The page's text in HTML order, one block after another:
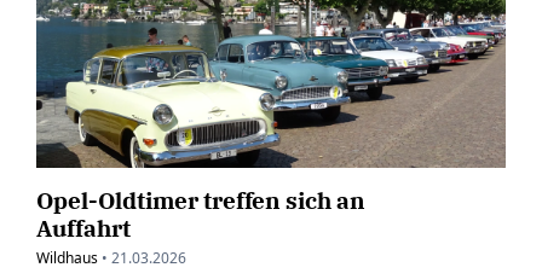
Opel-Oldtimer treffen sich an
Auffahrt
Wildhaus • 21.03.2026